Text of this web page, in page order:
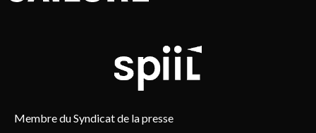
Membre du Syndicat de la presse